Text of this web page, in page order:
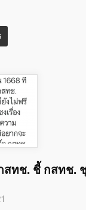
สทช. ชี้ กสทช.